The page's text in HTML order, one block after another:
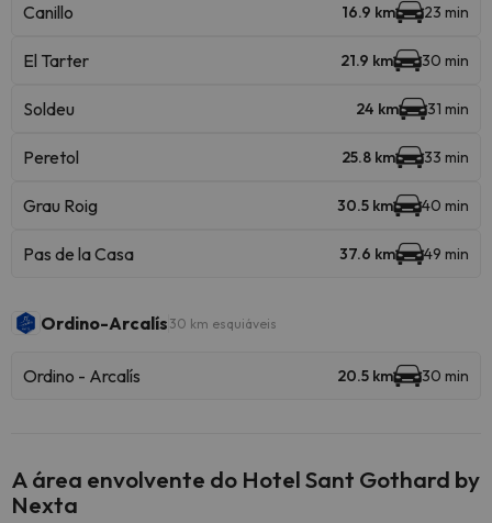
Canillo 16.9 km 23 min
El Tarter 21.9 km 30 min
Soldeu 24 km 31 min
Peretol 25.8 km 33 min
Grau Roig 30.5 km 40 min
Pas de la Casa 37.6 km 49 min
Ordino-Arcalís 30 km esquiáveis
Ordino - Arcalís 20.5 km 30 min
A área envolvente do Hotel Sant Gothard by
Nexta